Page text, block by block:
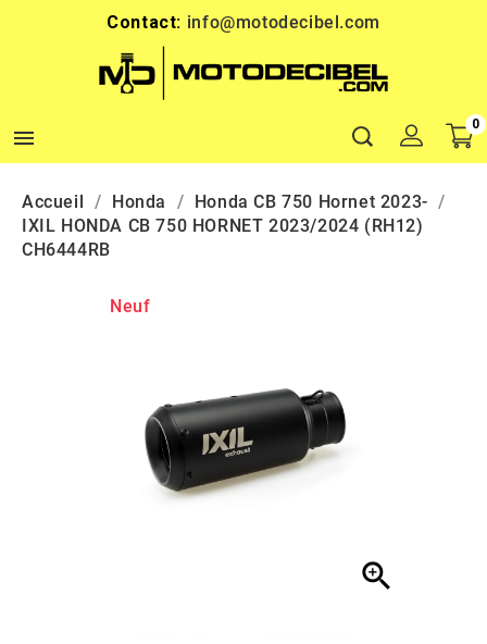
Contact: info@motodecibel.com

0
Accueil Honda
Honda CB 750 Hornet 2023-
IXIL HONDA CB 750 HORNET 2023/2024 (RH12)
CH6444RB
Neuf
